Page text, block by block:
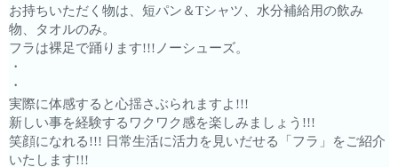
お持ちいただく物は、短パン＆Tシャツ、水分補給用の飲み
物、タオルのみ。
フラは裸足で踊ります!!!ノーシューズ。
・
・
実際に体感すると心揺さぶられますよ!!!
新しい事を経験するワクワク感を楽しみましょう!!!
笑顔になれる!!! 日常生活に活力を見いだせる「フラ」をご紹介
いたします!!!